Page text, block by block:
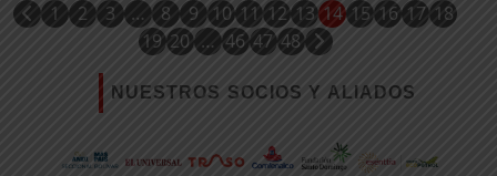
1 2 3 … 8 9 10 11 12 13 14 15 16 17 18
19 20 … 46 47 48
NUESTROS SOCIOS Y ALIADOS